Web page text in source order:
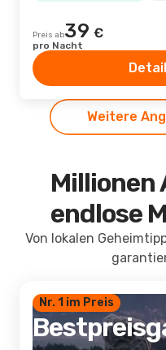
Preis ab39 €
pro Nacht
Weitere
endlose
Von lokalen
Nr. 1 im Preis